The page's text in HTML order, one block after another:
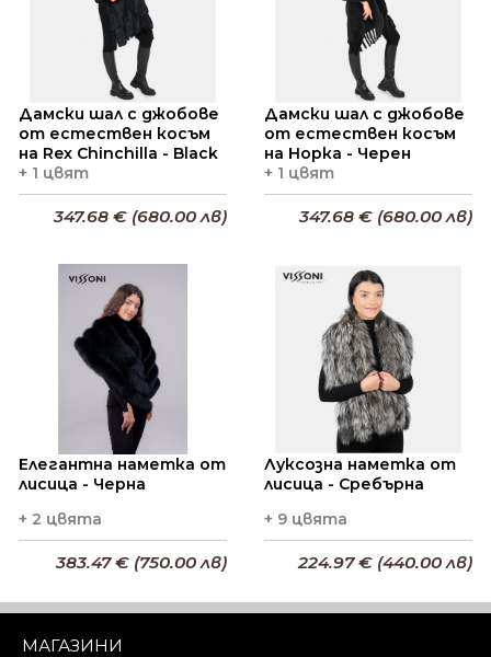
Дамски шал с джобове
от естествен косъм
на Rex Chinchilla - Black
+ 1 цвят
Добави в кошницата
347.68 € (680.00 лв)
Дамски шал с джобове
от естествен косъм
на Норка - Черен
+ 1 цвят
Добави в кошницата
347.68 € (680.00 лв)
Елегантна наметка от
лисица - Черна
+ 2 цвята
Добави в кошницата
383.47 € (750.00 лв)
Луксозна наметка от
лисица - Сребърна
+ 9 цвята
224.97 € (440.00 лв)
МАГАЗИНИ